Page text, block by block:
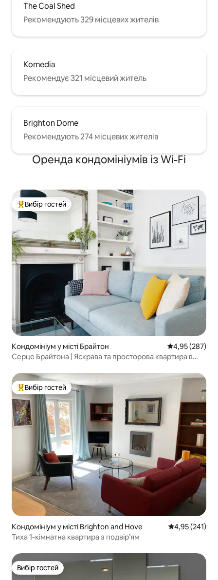
The Coal Shed
Рекомендують 329 місцевих жителів
Komedia
Рекомендує 321 місцевий житель
Brighton Dome
Рекомендують 274 місцевих жителів
Оренда кондомініумів із Wi-Fi
Топ вибір гостей
Вибір гостей
Кондомініум у місті Брайтон Середня
4,95 (287)
Серце Брайтона | Яскрава та просторова квартира в
Топ вибір гостей
Вибір гостей
Кондомініум у місті Brighton and Hove Середня
4,95 (241)
Тиха 1-кімнатна квартира з подвір’ям
Вибір гостей
Вибір гостей